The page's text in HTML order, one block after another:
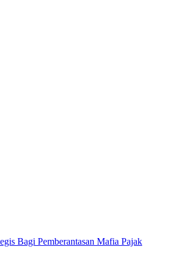
Bagi Pemberantasan Mafia Pajak